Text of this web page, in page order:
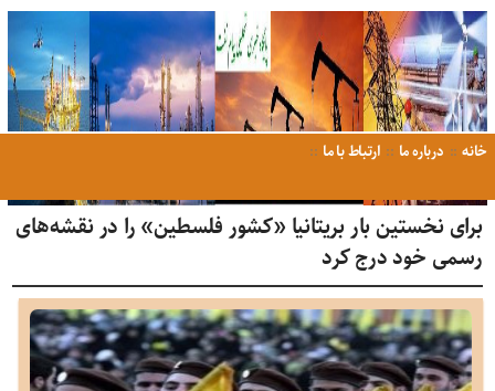
خانه درباره ما ارتباط با ما
برای نخستین بار بریتانیا «کشور فلسطین» را در نقشه‌های
رسمی خود درج کرد